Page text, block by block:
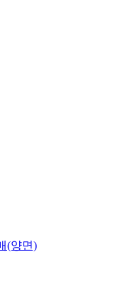
(양면)